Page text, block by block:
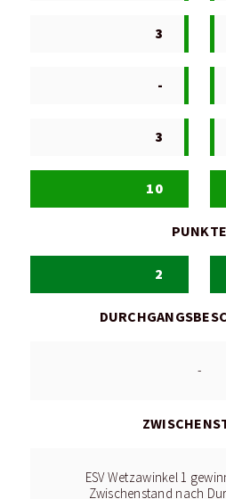
3
-
3
10
PUNKTE
2
-
ESV Wetzawinkel 1
Zwischenstand nach